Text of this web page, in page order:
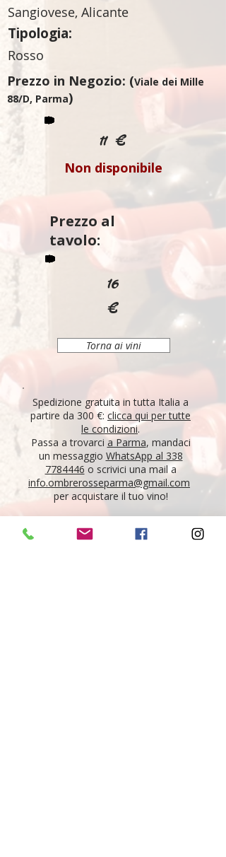
Sangiovese, Alicante
Tipologia:
Rosso
Prezzo in Negozio: (Viale dei Mille
88/D, Parma)
11 €
Non disponibile
Prezzo al
tavolo:
16
€
Torna ai vini
Spedizione gratuita in tutta Italia a
partire da 300 €: clicca qui per tutte
le condizioni.
Passa a trovarci a Parma, mandaci
un messaggio WhatsApp al 338
7784446 o scrivici una mail a
info.ombrerosseparma@gmail.com
per acquistare il tuo vino!
"Tutti i vini della nostra cantina derivano da un
lungo percorso di ricerca, iniziato nel 1995 con